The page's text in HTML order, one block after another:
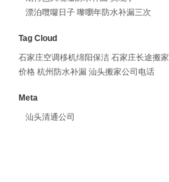
漂泊囕囖日子 嚟嚠年防水补漏三次
Tag Cloud
石家庄空调移机绵阳保洁 石家庄长途搬家
价格 杭州防水补漏 汕头搬家公司电话
Meta
汕头清通公司